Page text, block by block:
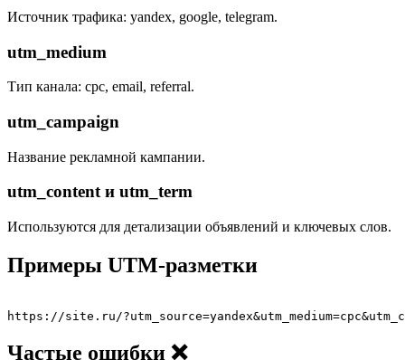
Источник трафика: yandex, google, telegram.
utm_medium
Тип канала: cpc, email, referral.
utm_campaign
Название рекламной кампании.
utm_content и utm_term
Используются для детализации объявлений и ключевых слов.
Примеры UTM-разметки
Частые ошибки ❌